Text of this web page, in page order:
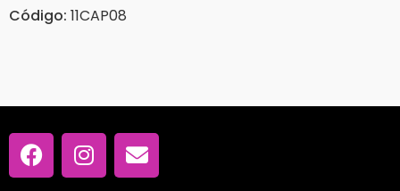
Código: 11CAP08